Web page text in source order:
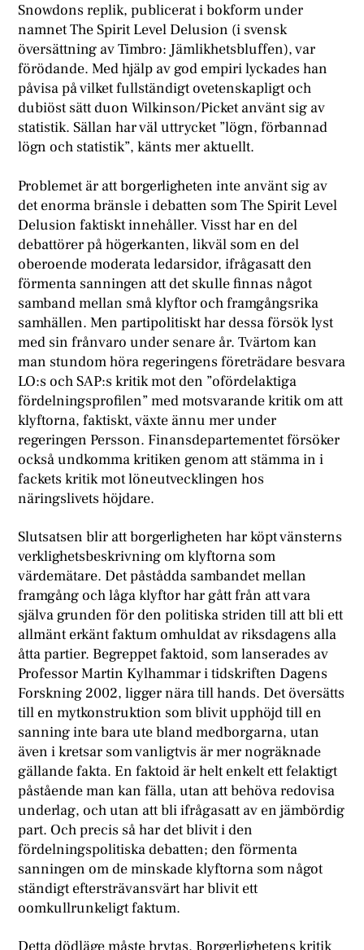
Snowdons replik, publicerat i bokform under
namnet The Spirit Level Delusion (i svensk
översättning av Timbro: Jämlikhetsbluffen), var
förödande. Med hjälp av god empiri lyckades han
påvisa på vilket fullständigt ovetenskapligt och
dubiöst sätt duon Wilkinson/Picket använt sig av
statistik. Sällan har väl uttrycket ”lögn, förbannad
lögn och statistik”, känts mer aktuellt.
Problemet är att borgerligheten inte använt sig av
det enorma bränsle i debatten som The Spirit Level
Delusion faktiskt innehåller. Visst har en del
debattörer på högerkanten, likväl som en del
oberoende moderata ledarsidor, ifrågasatt den
förmenta sanningen att det skulle finnas något
samband mellan små klyftor och framgångsrika
samhällen. Men partipolitiskt har dessa försök lyst
med sin frånvaro under senare år. Tvärtom kan
man stundom höra regeringens företrädare besvara
LO:s och SAP:s kritik mot den ”ofördelaktiga
fördelningsprofilen” med motsvarande kritik om att
klyftorna, faktiskt, växte ännu mer under
regeringen Persson. Finansdepartementet försöker
också undkomma kritiken genom att stämma in i
fackets kritik mot löneutvecklingen hos
näringslivets höjdare.
Slutsatsen blir att borgerligheten har köpt vänsterns
verklighetsbeskrivning om klyftorna som
värdemätare. Det påstådda sambandet mellan
framgång och låga klyftor har gått från att vara
själva grunden för den politiska striden till att bli ett
allmänt erkänt faktum omhuldat av riksdagens alla
åtta partier. Begreppet faktoid, som lanserades av
Professor Martin Kylhammar i tidskriften Dagens
Forskning 2002, ligger nära till hands. Det översätts
till en mytkonstruktion som blivit upphöjd till en
sanning inte bara ute bland medborgarna, utan
även i kretsar som vanligtvis är mer nogräknade
gällande fakta. En faktoid är helt enkelt ett felaktigt
påstående man kan fälla, utan att behöva redovisa
underlag, och utan att bli ifrågasatt av en jämbördig
part. Och precis så har det blivit i den
fördelningspolitiska debatten; den förmenta
sanningen om de minskade klyftorna som något
ständigt eftersträvansvärt har blivit ett
oomkullrunkeligt faktum.